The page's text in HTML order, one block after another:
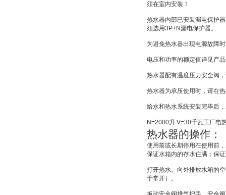
须在室内安装！
热水器内部已安装漏电保护
须选用3P+N漏电保护器。
为避免热水器出现电源故障
电压和功率的额定值详见产
热水器配有温度压力安全阀
热水器为承压使用时，请在
给水和热水系统安装完毕后
N=2000升 V=30千瓦工厂电
热水器的操作：
使用前或长期停用在使用前
保证水箱内的存水住满；保
打开热水。向外排放水箱的
于常开）。